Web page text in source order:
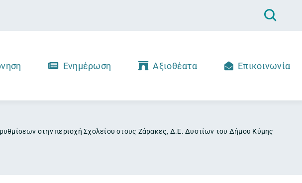
Ενημέρωση Αξιοθέατα Επικοινωνία
στην περιοχή Σχολείου στους Ζάρακες, Δ.Ε. Δυστίων του Δήμου Κύμης